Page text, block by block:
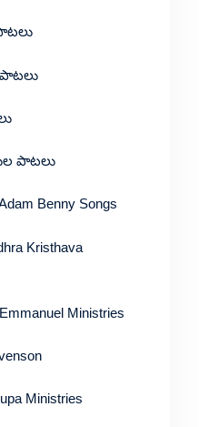
పాటలు
పాటలు
Benny Songs
Kristhava
Ministries
Ministries